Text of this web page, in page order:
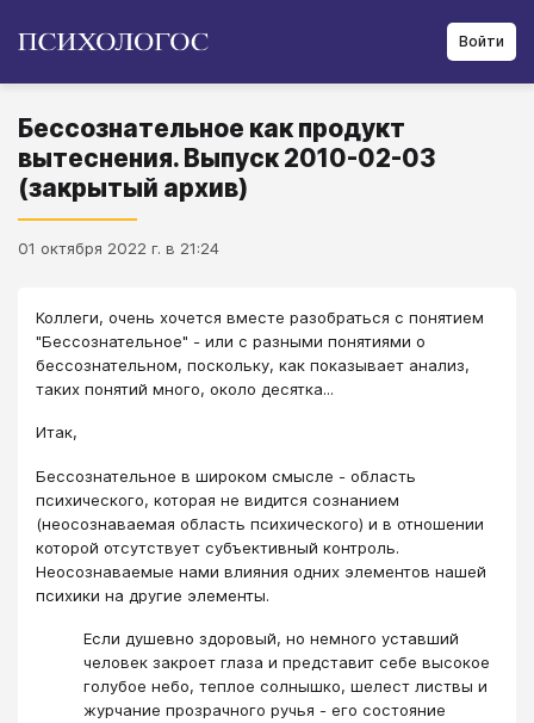
Войти
Бессознательное как продукт
вытеснения. Выпуск 2010-02-03
(закрытый архив)
01 октября 2022 г. в 21:24
Коллеги, очень хочется вместе разобраться с понятием
"Бессознательное" - или с разными понятиями о
бессознательном, поскольку, как показывает анализ,
таких понятий много, около десятка...
Итак,
Бессознательное в широком смысле - область
психического, которая не видится сознанием
(неосознаваемая область психического) и в отношении
которой отсутствует субъективный контроль.
Неосознаваемые нами влияния одних элементов нашей
психики на другие элементы.
Если душевно здоровый, но немного уставший
человек закроет глаза и представит себе высокое
голубое небо, теплое солнышко, шелест листвы и
журчание прозрачного ручья - его состояние